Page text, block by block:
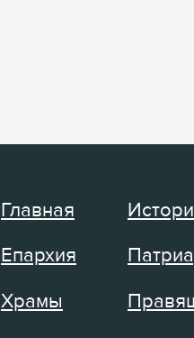
Главная
Епархия
Храмы